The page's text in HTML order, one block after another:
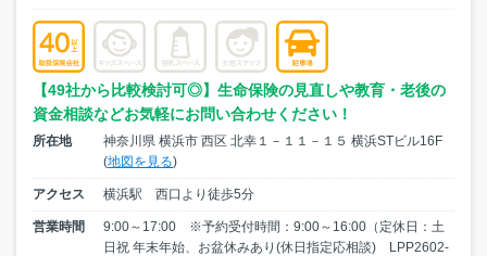
【49社から比較検討可◎】生命保険の見直しや教育・老後の
資金相談などお気軽にお問い合わせください！
所在地
神奈川県 横浜市 西区 北幸１－１１－１５ 横浜STビル16F
(地図を見る)
アクセス 横浜駅 西口より徒歩5分
営業時間
9:00～17:00 ※予約受付時間：9:00～16:00（定休日：土
日祝 年末年始、お盆休みあり(休日指定応相談) LPP2602-